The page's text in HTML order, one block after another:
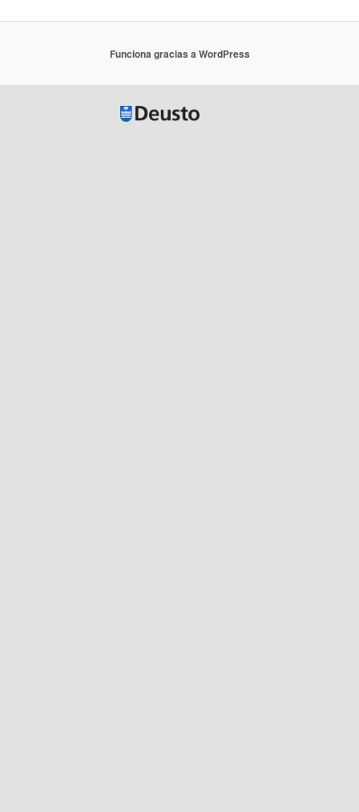
Funciona gracias a WordPress